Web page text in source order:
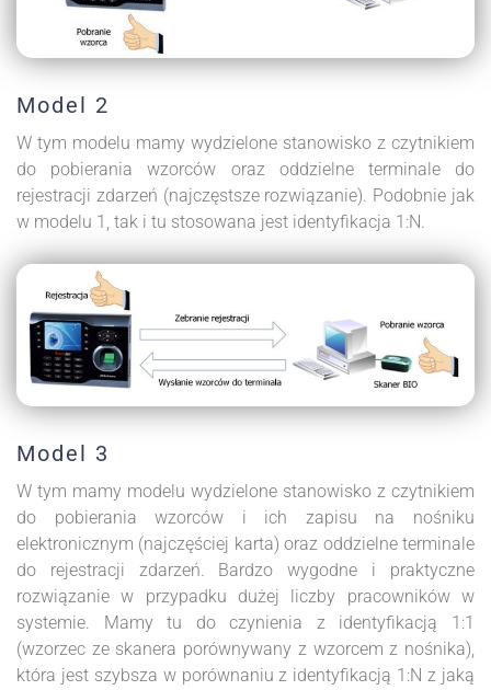
Model 2
W tym modelu mamy wydzielone stanowisko z czytnikiem
do pobierania wzorców oraz oddzielne terminale do
rejestracji zdarzeń (najczęstsze rozwiązanie). Podobnie jak
w modelu 1, tak i tu stosowana jest identyfikacja 1:N.
Model 3
W tym mamy modelu wydzielone stanowisko z czytnikiem
do pobierania wzorców i ich zapisu na nośniku
elektronicznym (najczęściej karta) oraz oddzielne terminale
do rejestracji zdarzeń. Bardzo wygodne i praktyczne
rozwiązanie w przypadku dużej liczby pracowników w
systemie. Mamy tu do czynienia z identyfikacją 1:1
(wzorzec ze skanera porównywany z wzorcem z nośnika),
która jest szybsza w porównaniu z identyfikacją 1:N z jaką